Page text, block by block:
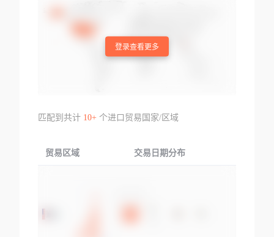
登录查看更多
匹配到共计 10+个进口贸易国家/区域
贸易区域 交易日期分布